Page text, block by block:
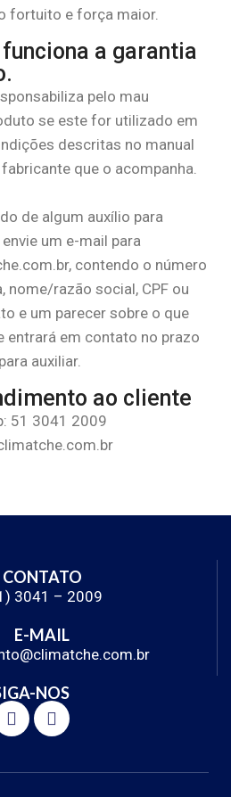
fortuito e força maior.
a garantia
pelo mau
se este for utilizado em
descritas no manual
que o acompanha.
de algum auxílio para
um e-mail para
contendo o número
nome/razão social, CPF ou
e um parecer sobre o que
entrará em contato no prazo
auxiliar.
ao cliente
51 3041 2009
CONTATO
3041 – 2009
E-MAIL
NOS